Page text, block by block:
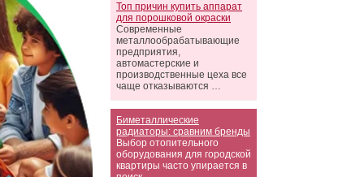
Топ причин купить аппарат
для порошковой окраски
Современные
металлообрабатывающие
предприятия,
автомастерские и
производственные цеха все
чаще отказываются …
Биметаллические
радиаторы: сравним бренды
Выбор отопительного
оборудования для городской
квартиры часто упирается в